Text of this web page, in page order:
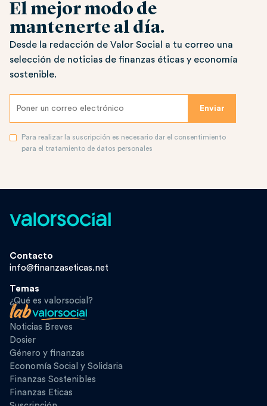
El mejor modo de
mantenerte al día.
Desde la redacción de Valor Social a tu correo una
selección de noticias de finanzas éticas y economía
sostenible.
Para realizar la suscripción es necesario dar el consentimiento
para el tratamiento de datos personales
Contacto
info@finanzaseticas.net
Temas
¿Qué es valorsocial?
Noticias Breves
Dosier
Género y finanzas
Economía Social y Solidaria
Finanzas Sostenibles
Finanzas Eticas